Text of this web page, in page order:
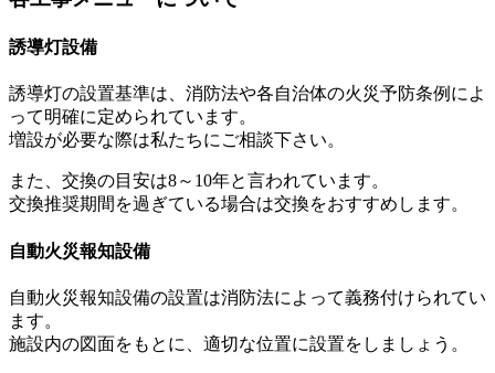
誘導灯設備
誘導灯の設置基準は、消防法や各自治体の火災予防条例によ
って明確に定められています。
増設が必要な際は私たちにご相談下さい。
また、交換の目安は8～10年と言われています。
交換推奨期間を過ぎている場合は交換をおすすめします。
自動火災報知設備
自動火災報知設備の設置は消防法によって義務付けられてい
ます。
施設内の図面をもとに、適切な位置に設置をしましょう。